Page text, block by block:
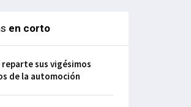
en corto
reparte sus vigésimos
de la automoción